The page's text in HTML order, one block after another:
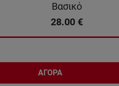
Βασικό
28.00 €
ΑΓΟΡΑ